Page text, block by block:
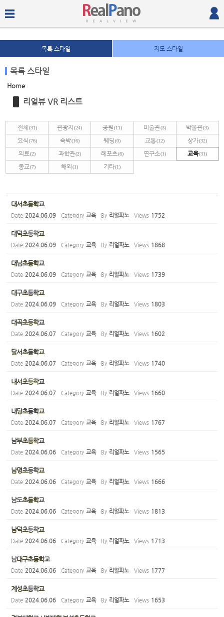
목록 스타일 지도 스타일
목록 스타일
Home
리얼뷰 VR 리스트
전체(31) 관광지 (24) 공원(11) 미술관(3) 박물관(3)
요식(76) 숙박(16) 웨딩 (0) 교통(12) 상가(32)
의료(2) 과학관(2) 레포츠(6) 연구소(1) 교육(31)
종교(7) 해외 (1) 기타(1)
대서초등학교
Date 2024.06.09 Category 교육 By 리얼파노 Views 1752
대덕초등학교
Date 2024.06.09 Category 교육 By 리얼파노 Views 1868
대남초등학교
Date 2024.06.09 Category 교육 By 리얼파노 Views 1739
대구초등학교
Date 2024.06.09 Category 교육 By 리얼파노 Views 1803
대곡초등학교
Date 2024.06.07 Category 교육 By 리얼파노 Views 1602
달서초등학교
Date 2024.06.07 Category 교육 By 리얼파노 Views 1740
내서초등학교
Date 2024.06.07 Category 교육 By 리얼파노 Views 1660
내당초등학교
Date 2024.06.07 Category 교육 By 리얼파노 Views 1767
남부초등학교
Date 2024.06.06 Category 교육 By 리얼파노 Views 1565
남명초등학교
Date 2024.06.06 Category 교육 By 리얼파노 Views 1666
남도초등학교
Date 2024.06.06 Category 교육 By 리얼파노 Views 1813
남덕초등학교
Date 2024.06.06 Category 교육 By 리얼파노 Views 1713
남대구초등학교
Date 2024.06.06 Category 교육 By 리얼파노 Views 1777
계성초등학교
Date 2024.06.06 Category 교육 By 리얼파노 Views 1653
Sketchbook5, 스케치북5
Sketchbook5, 스케치북5
Sketchbook5, 스케치북5
Sketchbook5, 스케치북5